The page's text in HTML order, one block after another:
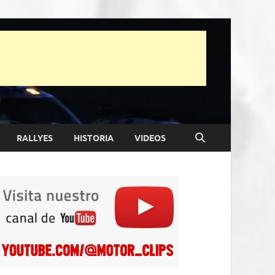
RALLYES HISTORIA VIDEOS